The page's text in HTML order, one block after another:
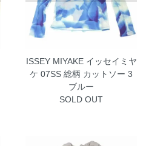
ISSEY MIYAKE イッセイミヤ
ケ 07SS 総柄 カットソー 3
ブルー
SOLD OUT